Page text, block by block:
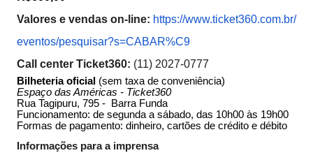
Valores e vendas on-line: https://www.ticket360.com.br/
eventos/pesquisar?s=CABAR%C9
Call center Ticket360: (11) 2027-0777
Bilheteria oficial (sem taxa de conveniência)
Espaço das Américas - Ticket360
Rua Tagipuru, 795 - Barra Funda
Funcionamento: de segunda a sábado, das 10h00 às 19h00
Formas de pagamento: dinheiro, cartões de crédito e débito
Informações para a imprensa